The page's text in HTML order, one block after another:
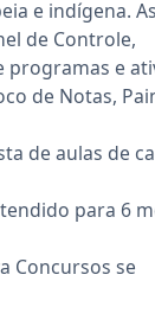
e indígena.
de Controle,
programas e
de Notas,
de aulas de
para 6
Concursos se